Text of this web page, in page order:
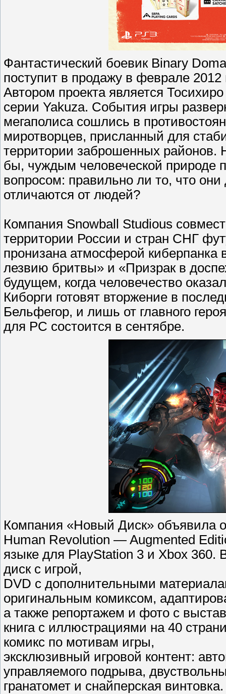
Фантастический боевик Binary
поступит в продажу в феврале
Автором проекта является
серии Yakuza. События игры
мегаполиса сошлись в
миротворцев, присланный для
территории заброшенных районов.
бы, чуждым человеческой природе
вопросом: правильно ли то, что
отличаются от людей?
Компания Snowball Studious
территории России и стран СНГ
пронизана атмосферой
лезвию бритвы» и «Призрак в
будущем, когда человечество
Киборги готовят вторжение в
Бельфегор, и лишь от главного
для PC состоится в сентябре.
Компания «Новый Диск» объявила
Human Revolution — Augmented
языке для PlayStation 3 и Xbox 360.
диск с игрой,
DVD с дополнительными
оригинальным комиксом,
а также репортажем и фото с
книга с иллюстрациями на 40
комикс по мотивам игры,
эксклюзивный игровой контент:
управляемого подрыва,
гранатомет и снайперская винтовка.